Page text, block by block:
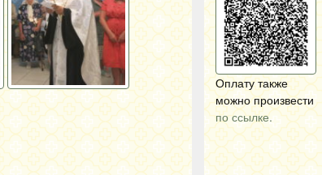
Оплату также
можно произвести
по ссылке.